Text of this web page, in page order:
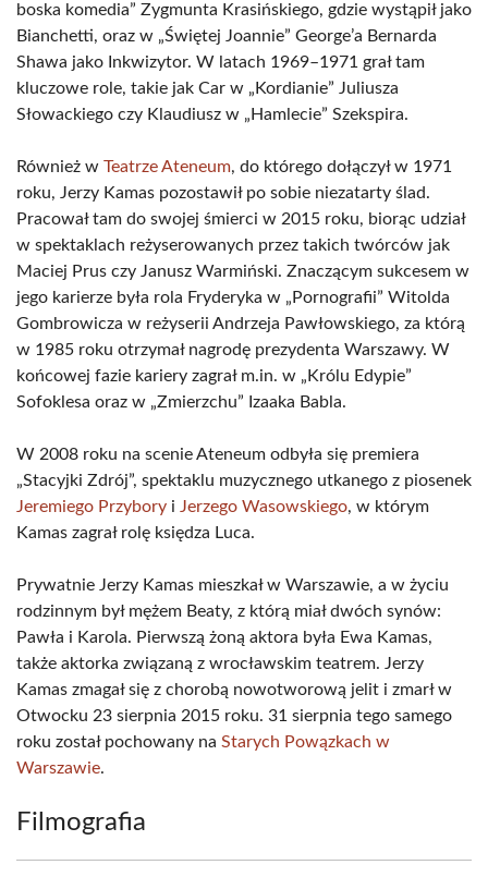
boska komedia” Zygmunta Krasińskiego, gdzie wystąpił jako
Bianchetti, oraz w „Świętej Joannie” George’a Bernarda
Shawa jako Inkwizytor. W latach 1969–1971 grał tam
kluczowe role, takie jak Car w „Kordianie” Juliusza
Słowackiego czy Klaudiusz w „Hamlecie” Szekspira.
Również w Teatrze Ateneum, do którego dołączył w 1971
roku, Jerzy Kamas pozostawił po sobie niezatarty ślad.
Pracował tam do swojej śmierci w 2015 roku, biorąc udział
w spektaklach reżyserowanych przez takich twórców jak
Maciej Prus czy Janusz Warmiński. Znaczącym sukcesem w
jego karierze była rola Fryderyka w „Pornografii” Witolda
Gombrowicza w reżyserii Andrzeja Pawłowskiego, za którą
w 1985 roku otrzymał nagrodę prezydenta Warszawy. W
końcowej fazie kariery zagrał m.in. w „Królu Edypie”
Sofoklesa oraz w „Zmierzchu” Izaaka Babla.
W 2008 roku na scenie Ateneum odbyła się premiera
„Stacyjki Zdrój”, spektaklu muzycznego utkanego z piosenek
Jeremiego Przybory i Jerzego Wasowskiego, w którym
Kamas zagrał rolę księdza Luca.
Prywatnie Jerzy Kamas mieszkał w Warszawie, a w życiu
rodzinnym był mężem Beaty, z którą miał dwóch synów:
Pawła i Karola. Pierwszą żoną aktora była Ewa Kamas,
także aktorka związaną z wrocławskim teatrem. Jerzy
Kamas zmagał się z chorobą nowotworową jelit i zmarł w
Otwocku 23 sierpnia 2015 roku. 31 sierpnia tego samego
roku został pochowany na Starych Powązkach w
Warszawie.
Filmografia